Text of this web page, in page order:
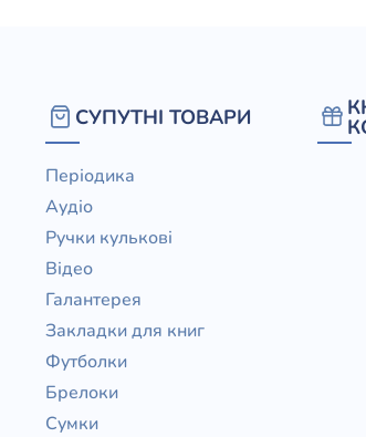
СУПУТНІ ТОВАРИ
Періодика
Аудіо
Ручки кулькові
Відео
Галантерея
Закладки для книг
Футболки
Брелоки
Сумки